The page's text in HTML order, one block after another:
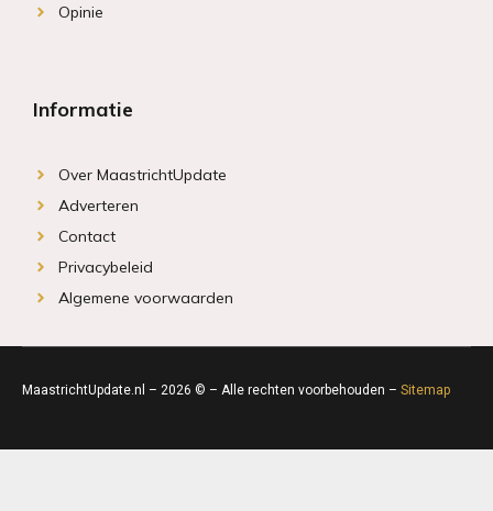
Opinie
Informatie
Over MaastrichtUpdate
Adverteren
Contact
Privacybeleid
Algemene voorwaarden
MaastrichtUpdate.nl – 2026 © – Alle rechten voorbehouden – Sitemap